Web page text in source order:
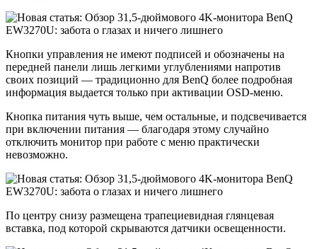
Кнопки управления не имеют подписей и обозначены на
передней панели лишь легкими углублениями напротив
своих позиций — традиционно для BenQ более подробная
информация выдается только при активации OSD-меню.
Кнопка питания чуть выше, чем остальные, и подсвечивается
при включении питания — благодаря этому случайно
отключить монитор при работе с меню практически
невозможно.
По центру снизу размещена трапециевидная глянцевая
вставка, под которой скрываются датчики освещенности.